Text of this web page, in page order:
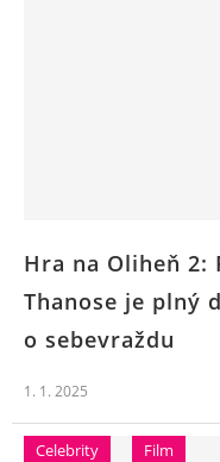
Hra na Oliheň
Thanose je plný
o sebevraždu
1. 1. 2025
Celebrity Film